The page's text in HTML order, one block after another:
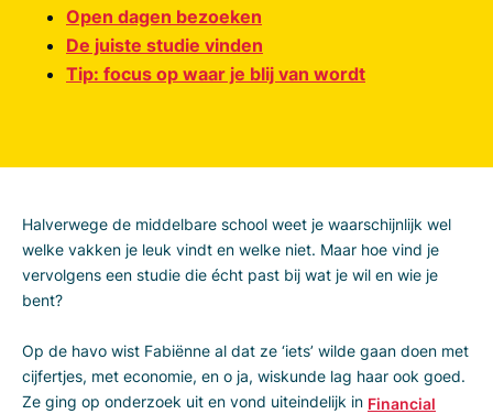
Open dagen bezoeken
De juiste studie vinden
Tip: focus op waar je blij van wordt
Halverwege de middelbare school weet je waarschijnlijk wel
welke vakken je leuk vindt en welke niet. Maar hoe vind je
vervolgens een studie die écht past bij wat je wil en wie je
bent?
Op de havo wist Fabiënne al dat ze ‘iets’ wilde gaan doen met
cijfertjes, met economie, en o ja, wiskunde lag haar ook goed.
Ze ging op onderzoek uit en vond uiteindelijk in Financial